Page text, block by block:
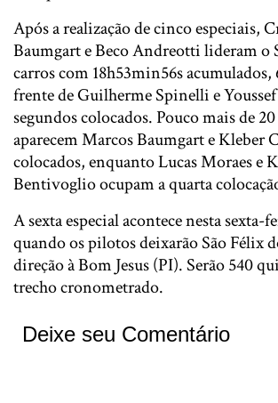
Após a realização de cinco especiais,
Baumgart e Beco Andreotti lideram o
carros com 18h53min56s acumulados,
frente de Guilherme Spinelli e
segundos colocados. Pouco mais de
aparecem Marcos Baumgart e Kleber
colocados, enquanto Lucas Moraes e
Bentivoglio ocupam a quarta
A sexta especial acontece nesta sexta-
quando os pilotos deixarão São Félix
direção à Bom Jesus (PI). Serão 540
trecho cronometrado.
Deixe seu Comentário